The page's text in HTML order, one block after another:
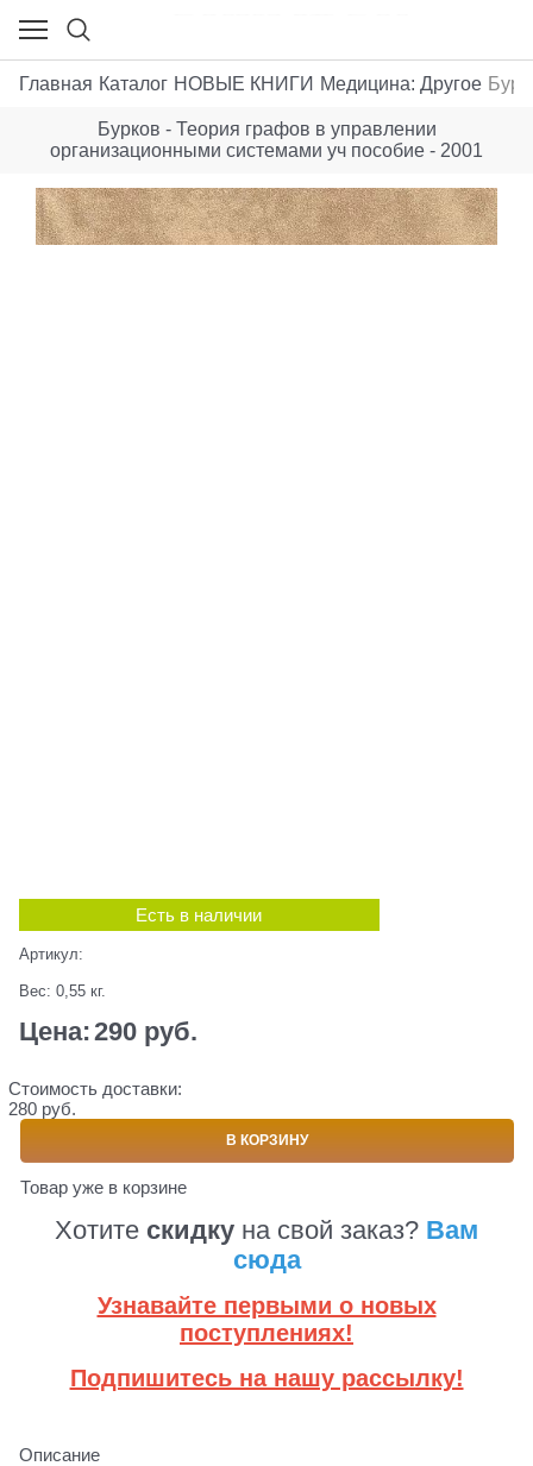
Главная Каталог НОВЫЕ КНИГИ Медицина: Другое
Бурков - Теория графов в управлении
организационными системами уч пособие - 2001
Есть в наличии
Артикул:
Вес: 0,55 кг.
Цена:290 руб.
Стоимость доставки:
280 руб.
В КОРЗИНУ
Товар уже в корзине
Хотите скидку на свой заказ? Вам
сюда
Узнавайте первыми о новых
поступлениях!
Подпишитесь на нашу рассылку!
Описание